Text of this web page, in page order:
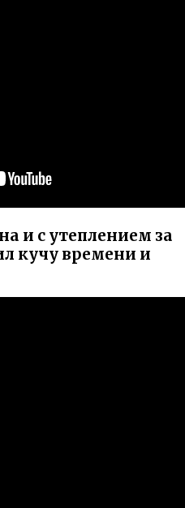
и с утеплением за
кучу времени и